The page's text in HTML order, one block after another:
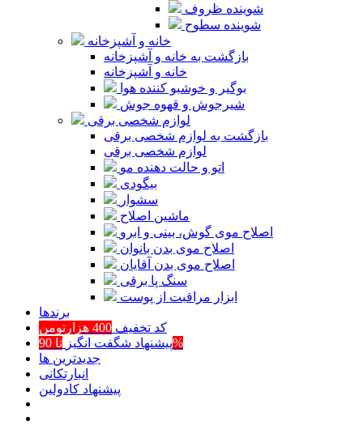
شوینده ظروف
شوینده سطوح
خانه و آشپزخانه
بازگشت به خانه و آشپزخانه
خانه و آشپزخانه
بوگیر و خوشبو کننده هوا
شیرجوش و قهوه جوش
لوازم شخصی برقی
بازگشت به لوازم شخصی برقی
لوازم شخصی برقی
اتو و حالت دهنده مو
بیگودی
سشوار
ماشین اصلاح
اصلاح موی گوش، بینی و ابرو
اصلاح موی بدن بانوان
اصلاح موی بدن آقایان
سنگ پا برقی
ابزار مراقبت از پوست
برند‌ها
کد تخفیف 400 هزارتومن
پیشنهاد شگفت انگیزتا 90%
جدیدترین ها
انبارتکانی
پیشنهاد کادولین